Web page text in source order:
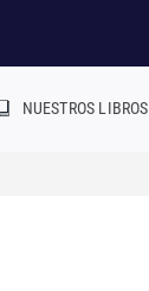
NUESTROS LIBROS